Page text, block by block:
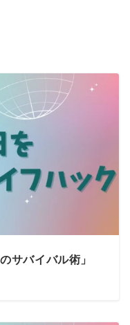
サバイバル術」